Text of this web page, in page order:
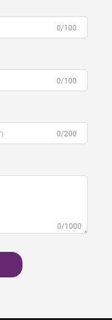
0/100
0/100
0/200
0/1000